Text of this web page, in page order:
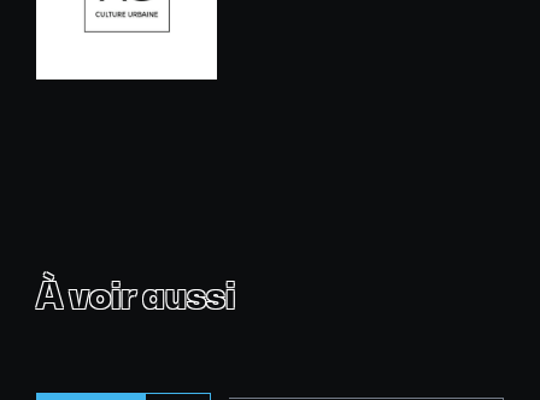
À voir aussi